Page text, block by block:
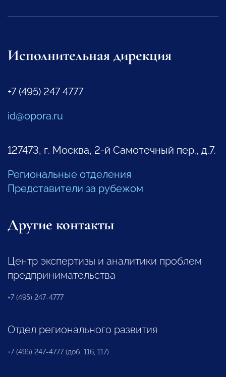
Исполнительная дирекция
+7 (495) 247 4777
id@opora.ru
127473, г. Москва, 2-й Самотечный пер., д.7.
Региональные отделения
Представители за рубежом
Другие контакты
Центр экспертизы и аналитики проблем
предпринимательства
+7 (495) 247-4777
Отдел регионального развития
+7 (495) 247-4777 (доб. 116, 117)